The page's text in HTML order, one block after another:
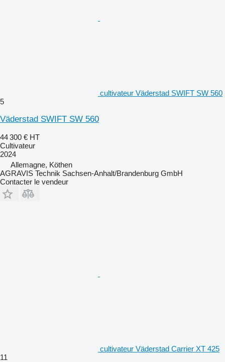
cultivateur Väderstad SWIFT SW 560
5
Väderstad SWIFT SW 560
44 300 € HT
Cultivateur
2024
Allemagne, Köthen
AGRAVIS Technik Sachsen-Anhalt/Brandenburg GmbH
Contacter le vendeur
cultivateur Väderstad Carrier XT 425
11